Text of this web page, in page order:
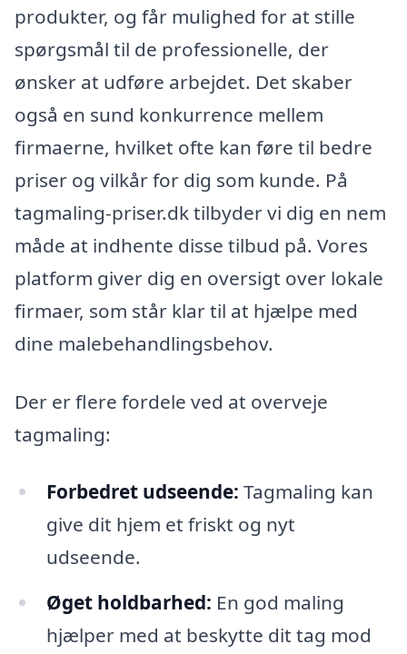
produkter, og får mulighed for at stille
spørgsmål til de professionelle, der
ønsker at udføre arbejdet. Det skaber
også en sund konkurrence mellem
firmaerne, hvilket ofte kan føre til bedre
priser og vilkår for dig som kunde. På
tagmaling-priser.dk tilbyder vi dig en nem
måde at indhente disse tilbud på. Vores
platform giver dig en oversigt over lokale
firmaer, som står klar til at hjælpe med
dine malebehandlingsbehov.
Der er flere fordele ved at overveje
tagmaling:
Forbedret udseende: Tagmaling kan
give dit hjem et friskt og nyt
udseende.
Øget holdbarhed: En god maling
hjælper med at beskytte dit tag mod